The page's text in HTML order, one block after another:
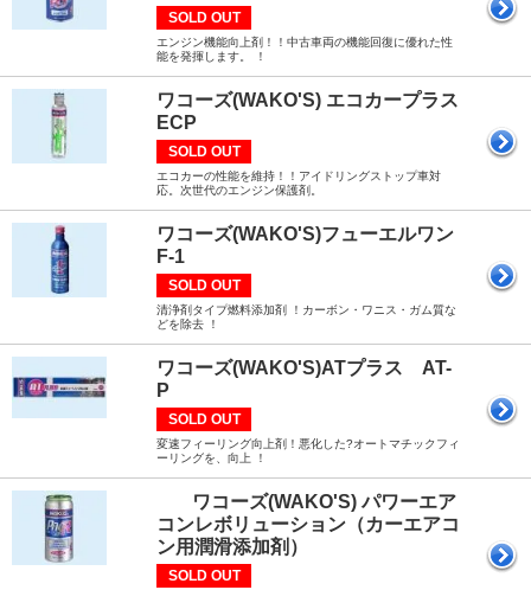
SOLD OUT
エンジン機能向上剤！！中古車両の機能回復に優れた性
能を発揮します。 ！
ワコーズ(WAKO'S) エコカープラス
ECP
SOLD OUT
エコカーの性能を維持！！アイドリングストップ車対
応。次世代のエンジン保護剤。
ワコーズ(WAKO'S)フューエルワン
F-1
SOLD OUT
清浄剤タイプ燃料添加剤 ！カーボン・ワニス・ガム質な
どを除去 ！
ワコーズ(WAKO'S)ATプラス AT-
P
SOLD OUT
変速フィーリング向上剤！悪化した?オートマチックフィ
ーリングを、向上 ！
ワコーズ(WAKO'S) パワーエア
コンレボリューション（カーエアコ
ン用潤滑添加剤）
SOLD OUT